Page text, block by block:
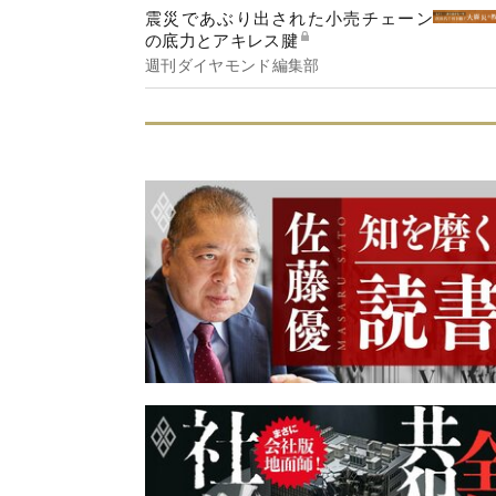
震災であぶり出された小売チェーン
の底力とアキレス腱
週刊ダイヤモンド編集部